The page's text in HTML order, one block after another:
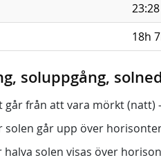
23:28
18h
soluppgång,
går från att vara mörkt (natt)
solen går upp över
halva solen visas över